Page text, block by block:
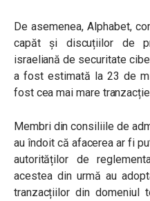
De asemenea, Alphabet,
capăt și discuțiilor de
israeliană de securitate
a fost estimată la 23 de
fost cea mai mare
Membri din consiliile de
au îndoit că afacerea ar fi
autorităților de
acestea din urmă au
tranzacțiilor din domeniul